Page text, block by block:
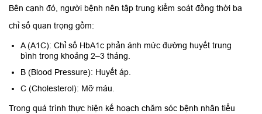
Bên cạnh đó, người bệnh nên tập trung kiểm soát đồng thời ba
chỉ số quan trọng gồm:
A (A1C): Chỉ số HbA1c phản ánh mức đường huyết trung
bình trong khoảng 2–3 tháng.
B (Blood Pressure): Huyết áp.
C (Cholesterol): Mỡ máu.
Trong quá trình thực hiện kế hoạch chăm sóc bệnh nhân tiểu